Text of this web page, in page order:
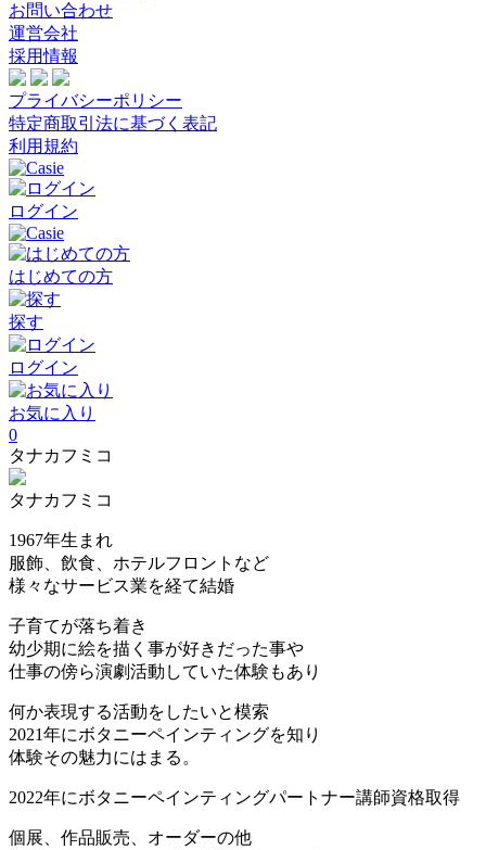
お問い合わせ
運営会社
採用情報
プライバシーポリシー
特定商取引法に基づく表記
利用規約
ログイン
はじめての方
探す
ログイン
お気に入り
0
タナカフミコ
タナカフミコ
1967年生まれ
服飾、飲食、ホテルフロントなど
様々なサービス業を経て結婚
子育てが落ち着き
幼少期に絵を描く事が好きだった事や
仕事の傍ら演劇活動していた体験もあり
何か表現する活動をしたいと模索
2021年にボタニーペインティングを知り
体験その魅力にはまる。
2022年にボタニーペインティングパートナー講師資格取得
個展、作品販売、オーダーの他